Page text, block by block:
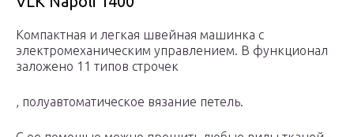
Компактная и легкая швейная машинка с
электромеханическим управлением. В функционал
заложено 11 типов строчек
, полуавтоматическое вязание петель.